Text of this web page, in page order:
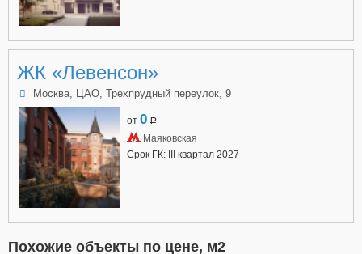
ЖК «Левенсон»
Москва, ЦАО, Трехпрудный переулок, 9
от 0 a
Маяковская
Срок ГК: III квартал 2027
Похожие объекты по цене, м2